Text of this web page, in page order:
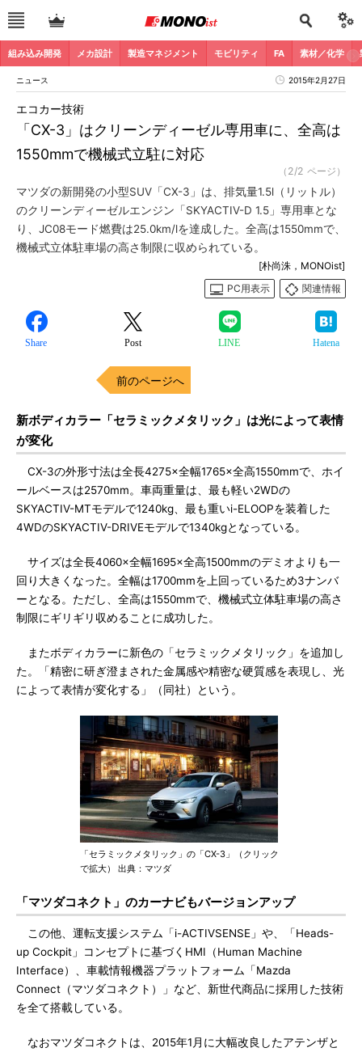
組み込み開発 メカ設計 製造マネジメント モビリティ FA 素材／化学
ニュース 2015年2月27日
「CX-3」はクリーンディーゼル専用車に、全高は
1550mmで機械式立駐に対応
エコカー技術
（2/2 ページ）
マツダの新開発の小型SUV「CX-3」は、排気量1.5l（リットル）
のクリーンディーゼルエンジン「SKYACTIV-D 1.5」専用車とな
り、JC08モード燃費は25.0km/lを達成した。全高は1550mmで、
機械式立体駐車場の高さ制限に収められている。
[朴尚洙，MONOist]
PC用表示
関連情報
Share Post LINE Hatena
前のページへ
新ボディカラー「セラミックメタリック」は光によって表情
が変化
CX-3の外形寸法は全長4275×全幅1765×全高1550mmで、ホイ
ールベースは2570mm。車両重量は、最も軽い2WDの
SKYACTIV-MTモデルで1240kg、最も重いi-ELOOPを装着した
4WDのSKYACTIV-DRIVEモデルで1340kgとなっている。
サイズは全長4060×全幅1695×全高1500mmのデミオよりも一
回り大きくなった。全幅は1700mmを上回っているため3ナンバ
ーとなる。ただし、全高は1550mmで、機械式立体駐車場の高さ
制限にギリギリ収めることに成功した。
またボディカラーに新色の「セラミックメタリック」を追加し
た。「精密に研ぎ澄まされた金属感や精密な硬質感を表現し、光
によって表情が変化する」（同社）という。
「セラミックメタリック」の「CX-3」（クリック
で拡大） 出典：マツダ
「マツダコネクト」のカーナビもバージョンアップ
この他、運転支援システム「i-ACTIVSENSE」や、「Heads-
up Cockpit」コンセプトに基づくHMI（Human Machine
Interface）、車載情報機器プラットフォーム「Mazda
Connect（マツダコネクト）」など、新世代商品に採用した技術
を全て搭載している。
なおマツダコネクトは、2015年1月に大幅改良したアテンザと